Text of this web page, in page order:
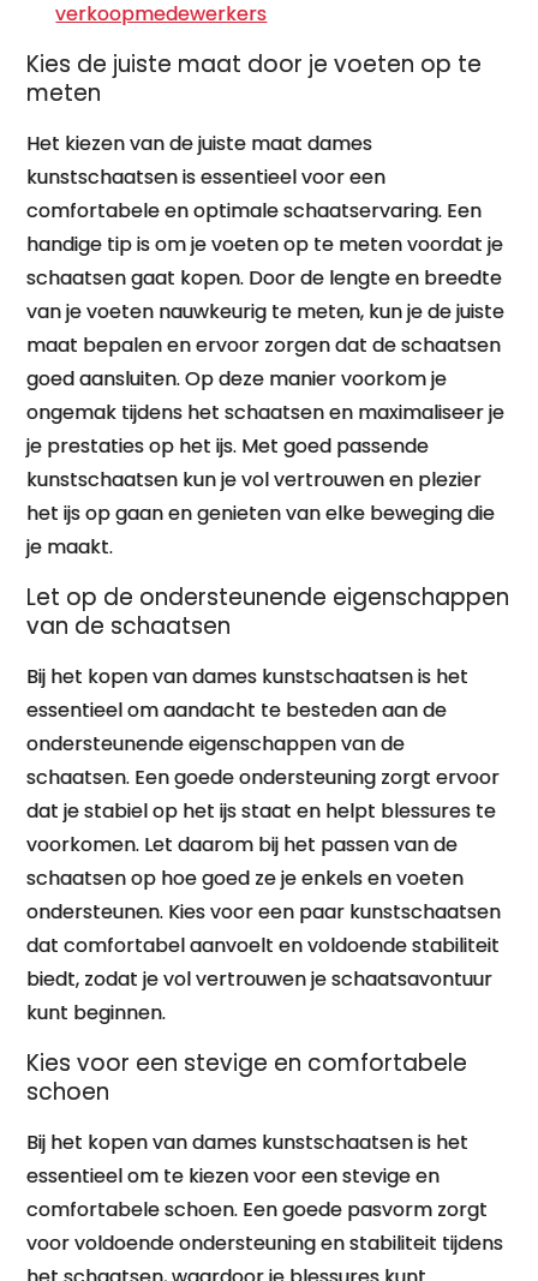
verkoopmedewerkers
Kies de juiste maat door je voeten op te
meten
Het kiezen van de juiste maat dames
kunstschaatsen is essentieel voor een
comfortabele en optimale schaatservaring. Een
handige tip is om je voeten op te meten voordat je
schaatsen gaat kopen. Door de lengte en breedte
van je voeten nauwkeurig te meten, kun je de juiste
maat bepalen en ervoor zorgen dat de schaatsen
goed aansluiten. Op deze manier voorkom je
ongemak tijdens het schaatsen en maximaliseer je
je prestaties op het ijs. Met goed passende
kunstschaatsen kun je vol vertrouwen en plezier
het ijs op gaan en genieten van elke beweging die
je maakt.
Let op de ondersteunende eigenschappen
van de schaatsen
Bij het kopen van dames kunstschaatsen is het
essentieel om aandacht te besteden aan de
ondersteunende eigenschappen van de
schaatsen. Een goede ondersteuning zorgt ervoor
dat je stabiel op het ijs staat en helpt blessures te
voorkomen. Let daarom bij het passen van de
schaatsen op hoe goed ze je enkels en voeten
ondersteunen. Kies voor een paar kunstschaatsen
dat comfortabel aanvoelt en voldoende stabiliteit
biedt, zodat je vol vertrouwen je schaatsavontuur
kunt beginnen.
Kies voor een stevige en comfortabele
schoen
Bij het kopen van dames kunstschaatsen is het
essentieel om te kiezen voor een stevige en
comfortabele schoen. Een goede pasvorm zorgt
voor voldoende ondersteuning en stabiliteit tijdens